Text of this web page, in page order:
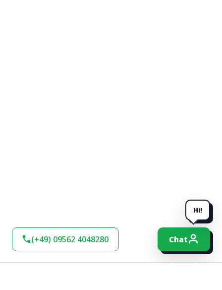
(+49) 09562 4048280 Chat
Hi!